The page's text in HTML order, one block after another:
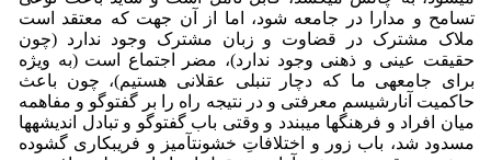
تسامح و مدارا در جامعه شود، اما از آن جهت که معتقد است
ملاک مشترک در قضاوت و زبان مشترک وجود ندارد (چون
حقیقت عینی و ذهنی وجود ندارد)، مضر اجتماع است (به ویژه
برای جامعه­ی ما که دچار تنبلی عقلانی هستیم)، چون باعث
حاکمیت آنارشیسم معرفتی و در نتیجه راه را بر گفت­وگو و مفاهمه
میان افراد و فرهنگ­ها می­بندد و وقتی باب گفت­وگو و تبادل اندیشه­ها
مسدود شد، باب زور و اختلافاتِ خشونت­آمیز و فریبکاری گشوده